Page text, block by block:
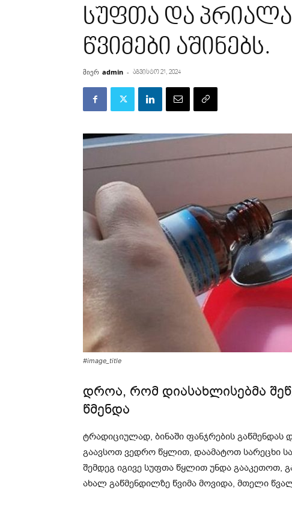
სუფთა და
წვიმები აშინებს.
მიერ admin - აგვისტო 21, 2024
#image_title
დროა, რომ დიასახლისებმა
წმენდა
ტრადიციულად, ბინაში ფანჯრების
გაავსოთ ვედრო წყლით, დაამატოთ სარეცხი
შემდეგ იგივე სუფთა წყლით უნდა
ახალ გაწმენდილზე წვიმა მოვიდა, მთელი